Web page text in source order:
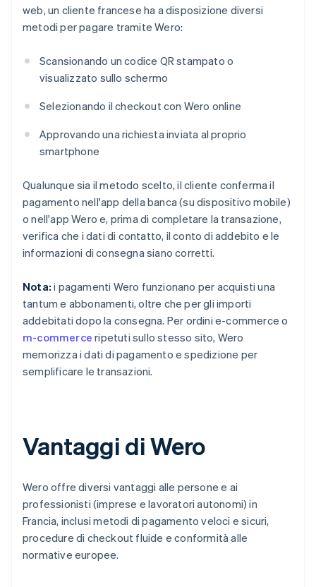
web, un cliente francese ha a disposizione diversi
metodi per pagare tramite Wero:
Scansionando un codice QR stampato o
visualizzato sullo schermo
Selezionando il checkout con Wero online
Approvando una richiesta inviata al proprio
smartphone
Qualunque sia il metodo scelto, il cliente conferma il
pagamento nell'app della banca (su dispositivo mobile)
o nell'app Wero e, prima di completare la transazione,
verifica che i dati di contatto, il conto di addebito e le
informazioni di consegna siano corretti.
Nota: i pagamenti Wero funzionano per acquisti una
tantum e abbonamenti, oltre che per gli importi
addebitati dopo la consegna. Per ordini e-commerce o
m-commerce ripetuti sullo stesso sito, Wero
memorizza i dati di pagamento e spedizione per
semplificare le transazioni.
Vantaggi di Wero
Wero offre diversi vantaggi alle persone e ai
professionisti (imprese e lavoratori autonomi) in
Francia, inclusi metodi di pagamento veloci e sicuri,
procedure di checkout fluide e conformità alle
normative europee.